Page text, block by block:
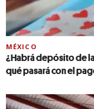
MÉXICO
¿Habrá depósito de la
qué pasará con el